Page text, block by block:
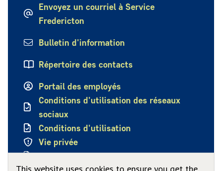
Envoyez un courriel à Service
Fredericton
Bulletin d'information
Répertoire des contacts
Portail des employés
Conditions d'utilisation des réseaux
sociaux
Conditions d'utilisation
Vie privée
Politique de confidentialité